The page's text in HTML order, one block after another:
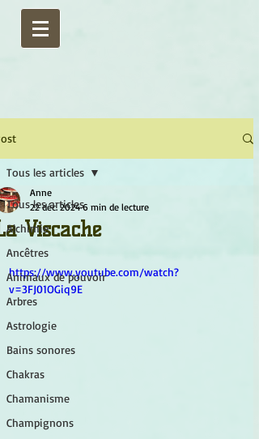
Tous les articles
Alchimie
Ancêtres
Animaux de pouvoir
Arbres
Astrologie
Bains sonores
Chakras
Chamanisme
Champignons
Tous les articles
Viscache
Anne
22 déc. 2024 6 min de lecture
https://www.youtube.com/watch?
v=3FJ01OGiq9E